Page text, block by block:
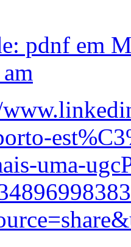
pdnf em
uma-